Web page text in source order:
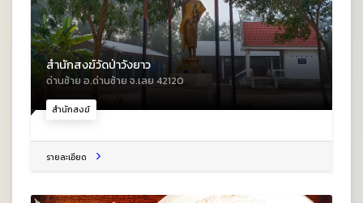
สำนักสงฆ์
สำนักสงฆ์วัดป่าวังยาว
ด่านซ้าย อ.ด่านซ้าย จ.เลย 42120
รายละเอียด